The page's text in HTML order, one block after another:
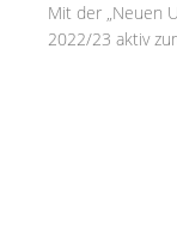
Mit der „Neuen
2022/23 aktiv